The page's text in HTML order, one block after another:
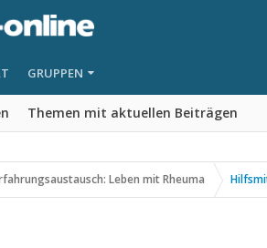
Themen mit aktuellen Beiträgen
GRUPPEN
Leben mit Rheuma